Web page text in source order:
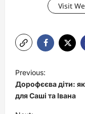
Visit
o
s
Previous:
Дорофєєва діти:
для Саші та Івана